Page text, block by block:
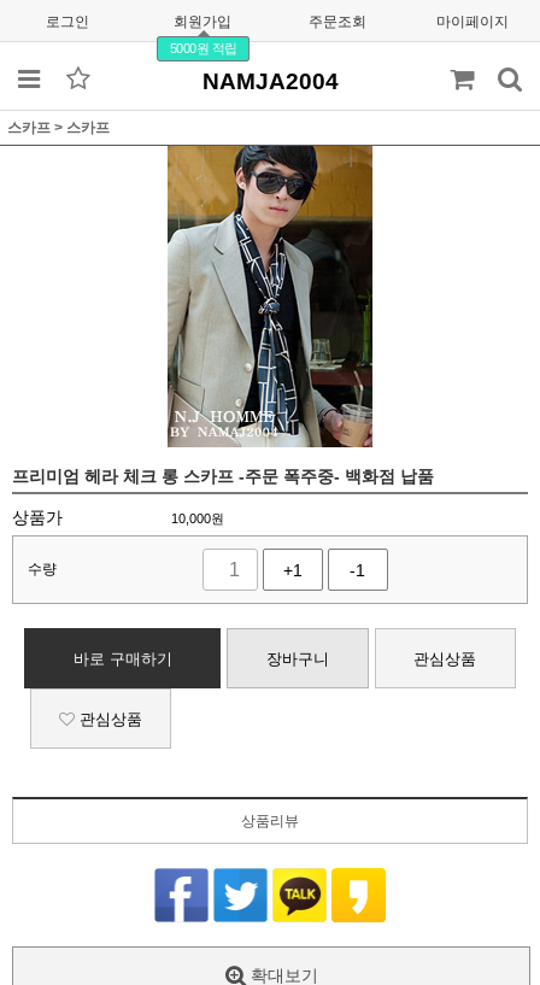
로그인 회원가입
5000원 적립
주문조회 마이페이지
NAMJA2004
스카프 > 스카프
프리미엄 헤라 체크 롱 스카프 -주문 폭주중- 백화점 납품
상품가 10,000원
수량 +1 -1
바로 구매하기 장바구니 관심상품
관심상품
상품리뷰
확대보기